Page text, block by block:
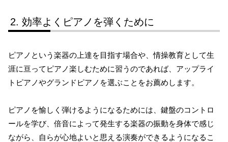
効率よくピアノを弾くために
ピアノという楽器の上達を目指す場合や、情操教育として生
涯に亘ってピアノ楽しむために習うのであれば、アップライ
トピアノやグランドピアノを選ぶことをお薦めします。
ピアノを愉しく弾けるようになるためには、鍵盤のコントロ
ールを学び、倍音によって発生する楽器の振動を身体で感じ
ながら、自らが心地よいと思える演奏ができるようになるこ